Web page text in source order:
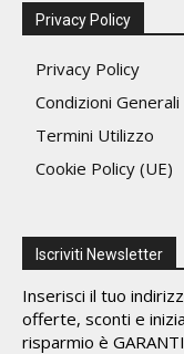
Privacy Policy
Privacy Policy
Condizioni Generali
Termini Utilizzo
Cookie Policy (UE)
Iscriviti Newsletter
Inserisci il tuo
offerte, sconti e
risparmio è